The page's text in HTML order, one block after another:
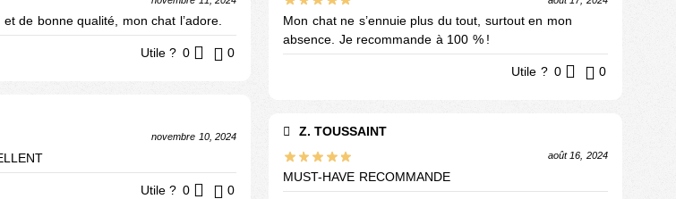
de bonne qualité, mon chat l’adore.
Utile ? 0 0
novembre 10, 2024
Utile ? 0 0
Mon chat ne s’ennuie plus du tout, surtout en mon
absence. Je recommande à 100 % !
Utile ? 0 0
Z. TOUSSAINT
août 16, 2024
MUST-HAVE RECOMMANDE